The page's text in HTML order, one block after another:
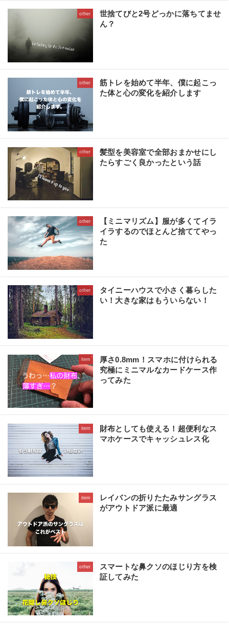
other
世捨てびと2号どっかに落ちてませ
ん？
other
筋トレを始めて半年、僕に起こっ
た体と心の変化を紹介します
other
髪型を美容室で全部おまかせにし
たらすごく良かったという話
other
【ミニマリズム】服が多くてイラ
イラするのでほとんど捨ててやっ
た
other
タイニーハウスで小さく暮らした
い！大きな家はもういらない！
item
厚さ0.8mm！スマホに付けられる
究極にミニマルなカードケース作
ってみた
item
財布としても使える！超便利なス
マホケースでキャッシュレス化
item
レイバンの折りたたみサングラス
がアウトドア派に最適
other
スマートな鼻クソのほじり方を検
証してみた